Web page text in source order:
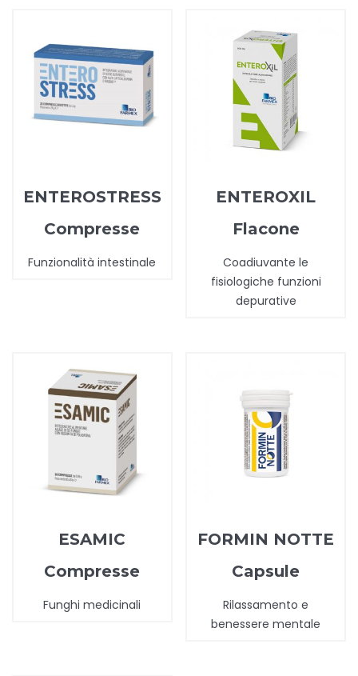
ENTEROSTRESS
Compresse
Funzionalità intestinale
ENTEROXIL
Flacone
Coadiuvante le
fisiologiche funzioni
depurative
ESAMIC
Compresse
Funghi medicinali
FORMIN NOTTE
Capsule
Rilassamento e
benessere mentale